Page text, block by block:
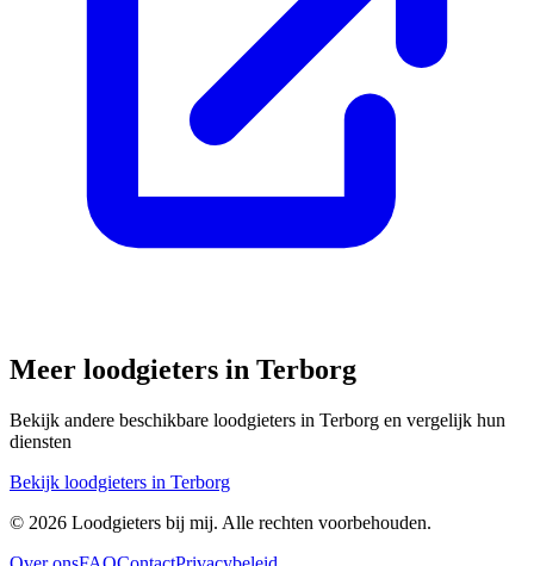
Meer loodgieters in Terborg
Bekijk andere beschikbare loodgieters in Terborg en vergelijk hun
diensten
Bekijk loodgieters in Terborg
© 2026 Loodgieters bij mij. Alle rechten voorbehouden.